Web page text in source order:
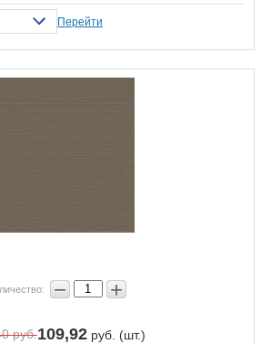
Перейти
− +
руб.109,92 руб. (шт.)